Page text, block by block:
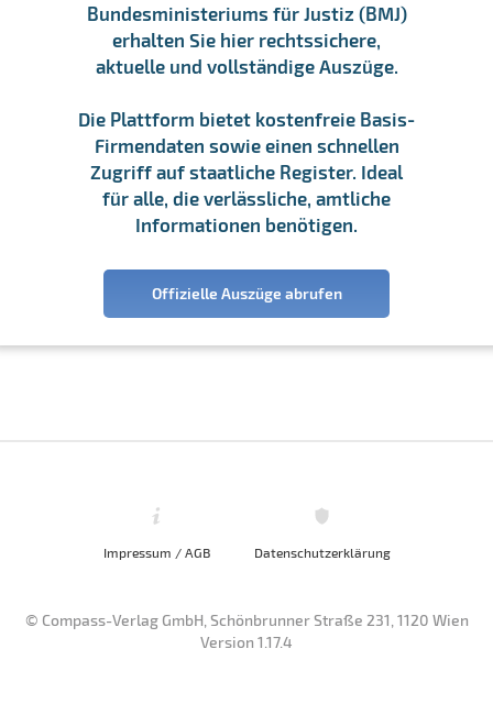
Bundesministeriums für Justiz (BMJ)
erhalten Sie hier rechtssichere,
aktuelle und vollständige Auszüge.
Die Plattform bietet kostenfreie Basis-
Firmendaten sowie einen schnellen
Zugriff auf staatliche Register. Ideal
für alle, die verlässliche, amtliche
Informationen benötigen.
Offizielle Auszüge abrufen
Impressum / AGB Datenschutzerklärung
© Compass-Verlag GmbH, Schönbrunner Straße 231, 1120 Wien
Version 1.17.4